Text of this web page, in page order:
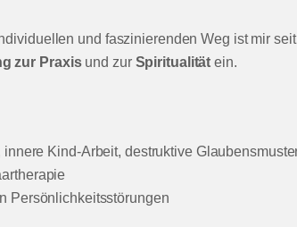
und faszinierenden Weg ist mir
zur Praxisund zur Spiritualität ein.
Kind-Arbeit, destruktive
Persönlichkeitsstörungen